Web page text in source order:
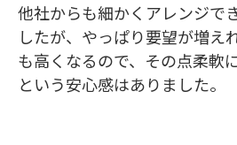
他社からも細かくアレンジで
したが、やっぱり要望が増え
も高くなるので、その点柔軟
という安心感はありました。